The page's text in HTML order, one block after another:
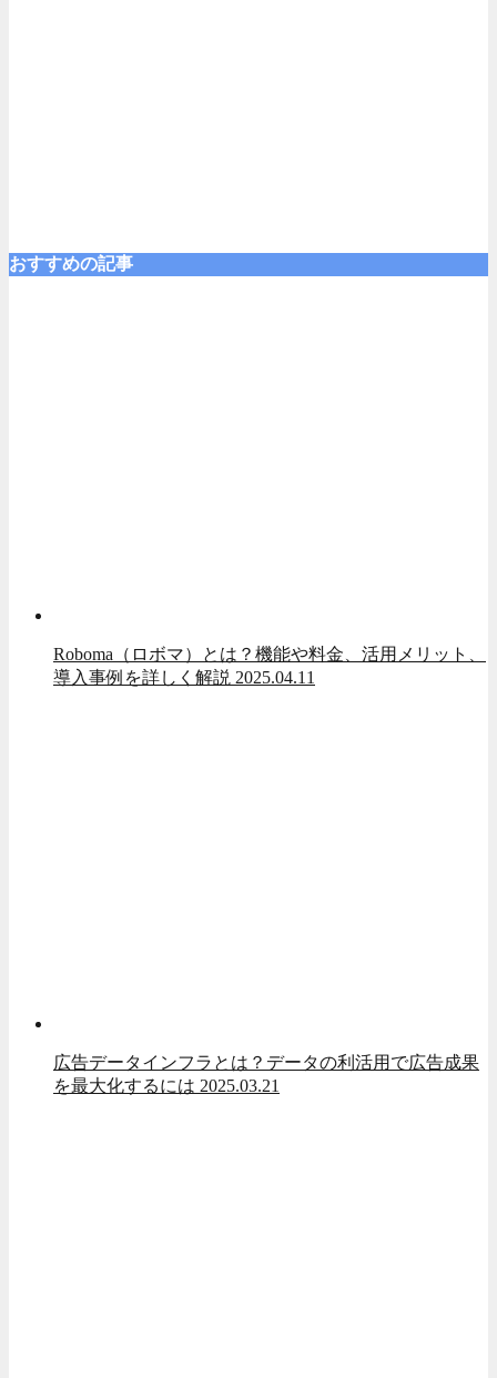
おすすめの記事
Roboma（ロボマ）とは？機能や料金、活用メリット、
導入事例を詳しく解説 2025.04.11
広告データインフラとは？データの利活用で広告成果
を最大化するには 2025.03.21